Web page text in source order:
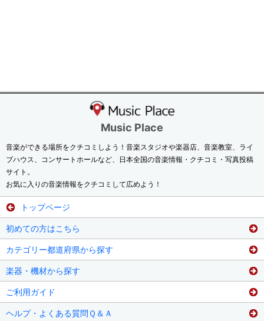
Music Place
音楽ができる場所をクチコミしよう！音楽スタジオや楽器店、音楽教室、ライ
ブハウス、コンサートホールなど、日本全国の音楽情報・クチコミ・写真投稿
サイト。
お気に入りの音楽情報をクチコミして広めよう！
トップページ
初めての方はこちら
カテゴリー都道府県から探す
楽器・機材から探す
ご利用ガイド
ヘルプ・よくある質問Ｑ＆Ａ